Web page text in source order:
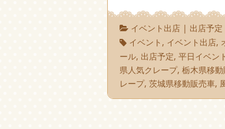
イベント出店 | 出店予定
イベント , イベント出店,
ール, 出店予定, 平日イベン
県人気クレープ, 栃木県移
レープ, 茨城県移動販売車,